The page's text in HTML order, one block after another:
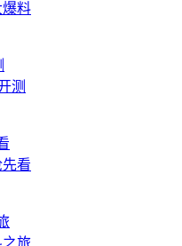
料
测
看
旅